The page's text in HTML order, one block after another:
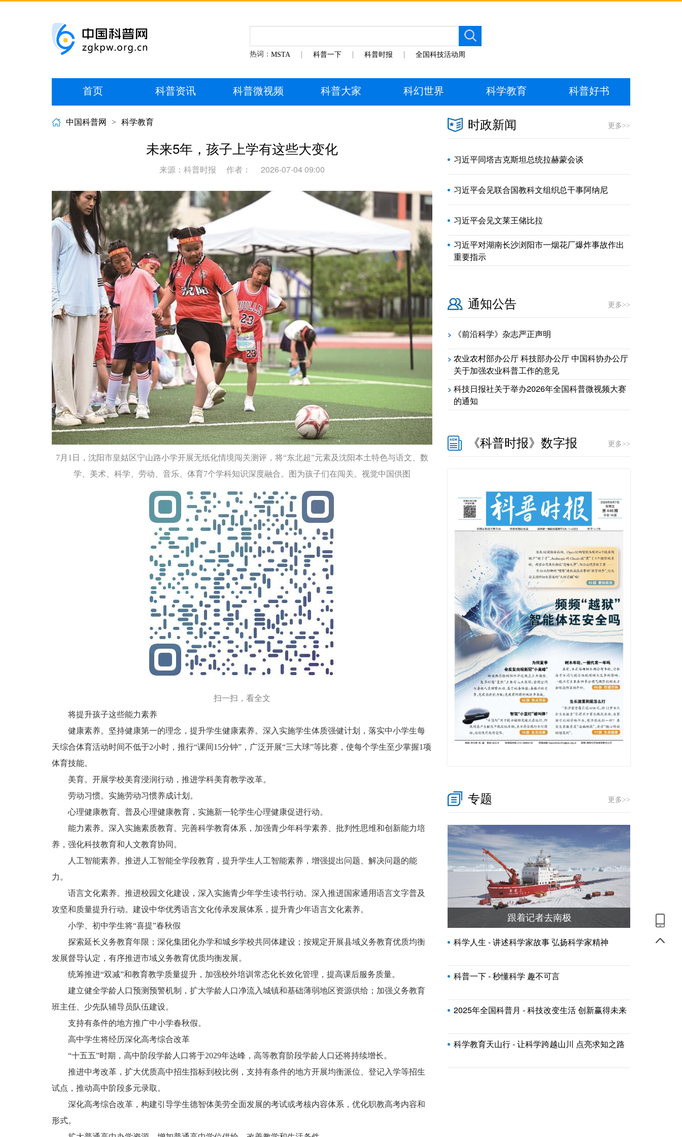
热词： MSTA 科普一下 科普时报 全国科技活动周
首页 科普资讯 科普微视频 科普大家 科幻世界 科学教育 科普好书
中国科普网 > 科学教育
未来5年，孩子上学有这些大变化
来源：科普时报 作者： 2026-07-04 09:00
7月1日，沈阳市皇姑区宁山路小学开展无纸化情境闯关测评，将“东北超”元素及沈阳本土特色与语文、数
学、美术、科学、劳动、音乐、体育7个学科知识深度融合。图为孩子们在闯关。视觉中国供图
扫一扫，看全文
将提升孩子这些能力素养
健康素养。坚持健康第一的理念，提升学生健康素养。深入实施学生体质强健计划，落实中小学生每
天综合体育活动时间不低于2小时，推行“课间15分钟”，广泛开展“三大球”等比赛，使每个学生至少掌握1项
体育技能。
美育。开展学校美育浸润行动，推进学科美育教学改革。
劳动习惯。实施劳动习惯养成计划。
心理健康教育。普及心理健康教育，实施新一轮学生心理健康促进行动。
能力素养。深入实施素质教育。完善科学教育体系，加强青少年科学素养、批判性思维和创新能力培
养，强化科技教育和人文教育协同。
人工智能素养。推进人工智能全学段教育，提升学生人工智能素养，增强提出问题、解决问题的能
力。
语言文化素养。推进校园文化建设，深入实施青少年学生读书行动。深入推进国家通用语言文字普及
攻坚和质量提升行动。建设中华优秀语言文化传承发展体系，提升青少年语言文化素养。
小学、初中学生将“喜提”春秋假
探索延长义务教育年限；深化集团化办学和城乡学校共同体建设；按规定开展县域义务教育优质均衡
发展督导认定，有序推进市域义务教育优质均衡发展。
统筹推进“双减”和教育教学质量提升，加强校外培训常态化长效化管理，提高课后服务质量。
建立健全学龄人口预测预警机制，扩大学龄人口净流入城镇和基础薄弱地区资源供给；加强义务教育
班主任、少先队辅导员队伍建设。
支持有条件的地方推广中小学春秋假。
高中学生将经历深化高考综合改革
“十五五”时期，高中阶段学龄人口将于2029年达峰，高等教育阶段学龄人口还将持续增长。
推进中考改革，扩大优质高中招生指标到校比例，支持有条件的地方开展均衡派位、登记入学等招生
试点，推动高中阶段多元录取。
深化高考综合改革，构建引导学生德智体美劳全面发展的考试或考核内容体系，优化职教高考内容和
形式。
时政新闻 更多>>
习近平同塔吉克斯坦总统拉赫蒙会谈
习近平会见联合国教科文组织总干事阿纳尼
习近平会见文莱王储比拉
习近平对湖南长沙浏阳市一烟花厂爆炸事故作出
重要指示
通知公告 更多>>
> 《前沿科学》杂志严正声明
> 农业农村部办公厅 科技部办公厅 中国科协办公厅
关于加强农业科普工作的意见
> 科技日报社关于举办2026年全国科普微视频大赛
的通知
《科普时报》数字报 更多>>
专题 更多>>
跟着记者去南极
科学人生 - 讲述科学家故事 弘扬科学家精神
科普一下 - 秒懂科学 趣不可言
2025年全国科普月 - 科技改变生活 创新赢得未来
科学教育天山行 - 让科学跨越山川 点亮求知之路